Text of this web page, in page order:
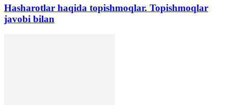
Hasharotlar haqida topishmoqlar. Topishmoqlar
javobi bilan